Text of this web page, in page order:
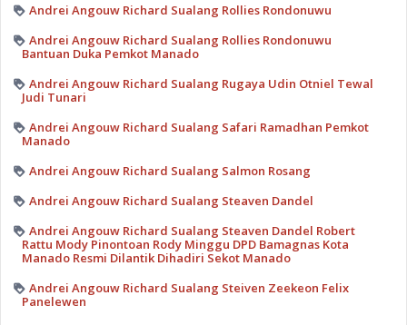
Andrei Angouw Richard Sualang Rollies Rondonuwu
Andrei Angouw Richard Sualang Rollies Rondonuwu
Bantuan Duka Pemkot Manado
Andrei Angouw Richard Sualang Rugaya Udin Otniel Tewal
Judi Tunari
Andrei Angouw Richard Sualang Safari Ramadhan Pemkot
Manado
Andrei Angouw Richard Sualang Salmon Rosang
Andrei Angouw Richard Sualang Steaven Dandel
Andrei Angouw Richard Sualang Steaven Dandel Robert
Rattu Mody Pinontoan Rody Minggu DPD Bamagnas Kota
Manado Resmi Dilantik Dihadiri Sekot Manado
Andrei Angouw Richard Sualang Steiven Zeekeon Felix
Panelewen